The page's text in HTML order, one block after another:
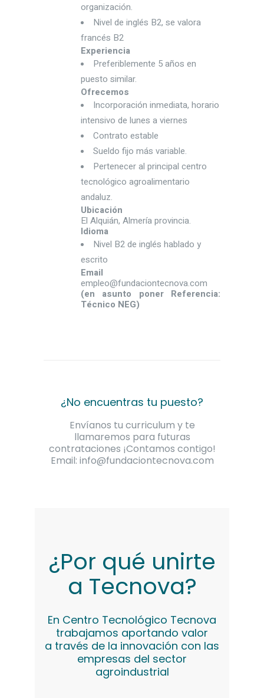
organización.
Nivel de inglés B2, se valora
francés B2
Experiencia
Preferiblemente 5 años en
puesto similar.
Ofrecemos
Incorporación inmediata, horario
intensivo de lunes a viernes
Contrato estable
Sueldo fijo más variable.
Pertenecer al principal centro
tecnológico agroalimentario
andaluz.
Ubicación
El Alquián, Almería provincia.
Idioma
Nivel B2 de inglés hablado y
escrito
Email
empleo@fundaciontecnova.com
(en asunto poner Referencia:
Técnico NEG)
¿No encuentras tu puesto?
Envíanos tu curriculum y te
llamaremos para futuras
contrataciones ¡Contamos contigo!
Email: info@fundaciontecnova.com
¿Por qué unirte
a Tecnova?
En Centro Tecnológico Tecnova
trabajamos aportando valor
a través de la innovación con las
empresas del sector
agroindustrial